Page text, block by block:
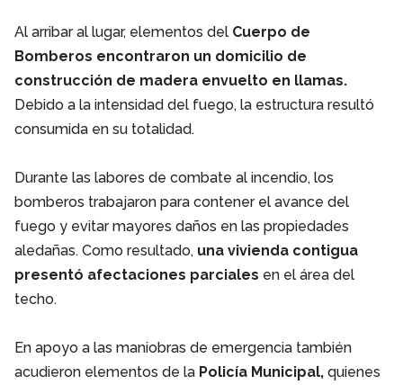
Al arribar al lugar, elementos del Cuerpo de
Bomberos encontraron un domicilio de
construcción de madera envuelto en llamas.
Debido a la intensidad del fuego, la estructura resultó
consumida en su totalidad.
Durante las labores de combate al incendio, los
bomberos trabajaron para contener el avance del
fuego y evitar mayores daños en las propiedades
aledañas. Como resultado, una vivienda contigua
presentó afectaciones parciales en el área del
techo.
En apoyo a las maniobras de emergencia también
acudieron elementos de la Policía Municipal, quienes